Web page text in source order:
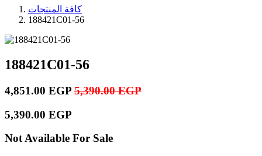
كافة المنتجات
188421C01-56
188421C01-56
4,851.00 EGP 5,390.00EGP
5,390.00 EGP
Not Available For Sale